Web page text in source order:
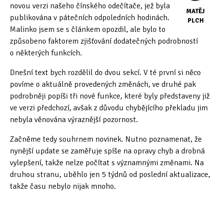
Názory & zkušenosti (143)
Oficiální materiály(57)
Pozvánky & oznámení
Pracuji sluchem(564)
Pracuji sluchem a hmatem(566)
Pracuji zrakem(456)
Pracuji zrakem a sluchem(515)
Služby(115)
Software(503)
MATĚJ
PLCH
novou verzi našeho čínského odečítače, jež byla
publikována v pátečních odpoledních hodinách.
Malinko jsem se s článkem opozdil, ale bylo to
způsobeno faktorem zjišťování dodatečných podrobností
o některých funkcích.
Dnešní text bych rozdělil do dvou sekcí. V té první si něco
povíme o aktuálně provedených změnách, ve druhé pak
podrobněji popíši tři nové funkce, které byly představeny již
ve verzi předchozí, avšak z důvodu chybějícího překladu jim
nebyla věnována výraznější pozornost.
Začněme tedy souhrnem novinek. Nutno poznamenat, že
nynější update se zaměřuje spíše na opravy chyb a drobná
vylepšení, takže nelze počítat s významnými změnami. Na
druhou stranu, uběhlo jen 5 týdnů od poslední aktualizace,
takže času nebylo nijak mnoho.